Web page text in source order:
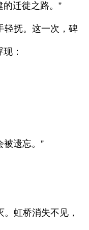
迁徙之路。”
抚。这一次，碑
：
遗忘。”
虹桥消失不见，